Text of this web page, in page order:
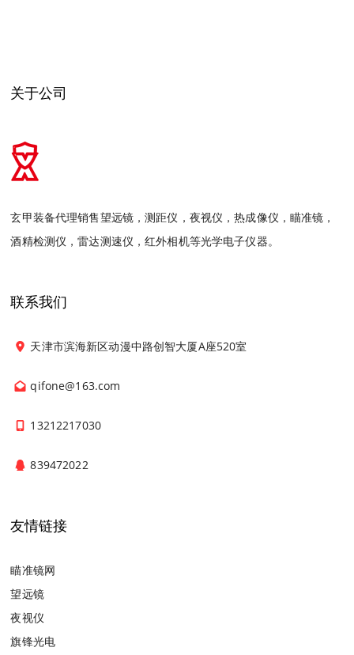
关于公司
玄甲装备代理销售望远镜，测距仪，夜视仪，热成像仪，瞄准镜，
酒精检测仪，雷达测速仪，红外相机等光学电子仪器。
联系我们
天津市滨海新区动漫中路创智大厦A座520室
qifone@163.com
13212217030
839472022
友情链接
瞄准镜网
望远镜
夜视仪
旗锋光电